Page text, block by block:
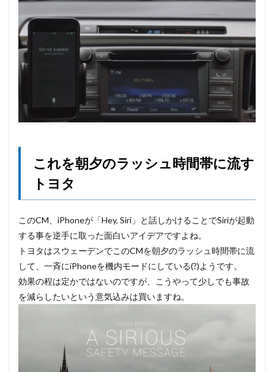
これを朝夕のラッシュ時間帯に流す
トヨタ
このCM、iPhoneが「Hey, Siri」と話しかけることでSiriが起動
する事を逆手に取った面白いアイデアですよね。
トヨタはスウェーデンでこのCMを朝夕のラッシュ時間帯に流
して、一斉にiPhoneを機内モードにしている(?)ようです。
効果の程は定かではないのですが、こうやって少しでも事故
を減らしたいという意気込みは買いますね。